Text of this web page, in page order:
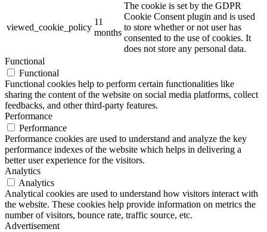
viewed_cookie_policy
11
months
The cookie is set by the GDPR
Cookie Consent plugin and is used
to store whether or not user has
consented to the use of cookies. It
does not store any personal data.
Functional
Functional
Functional cookies help to perform certain functionalities like
sharing the content of the website on social media platforms, collect
feedbacks, and other third-party features.
Performance
Performance
Performance cookies are used to understand and analyze the key
performance indexes of the website which helps in delivering a
better user experience for the visitors.
Analytics
Analytics
Analytical cookies are used to understand how visitors interact with
the website. These cookies help provide information on metrics the
number of visitors, bounce rate, traffic source, etc.
Advertisement